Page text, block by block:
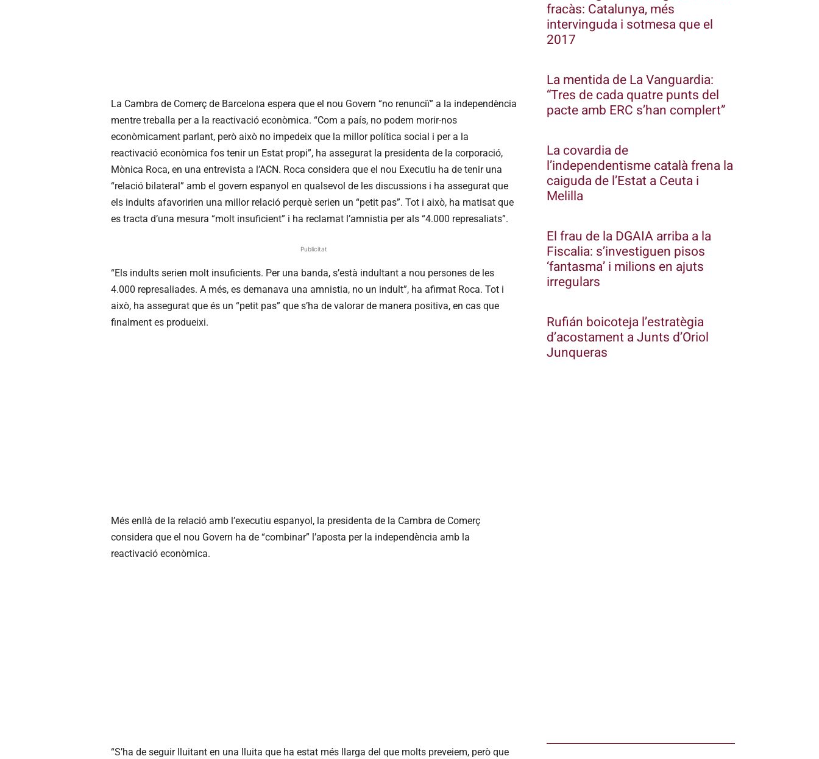
La Cambra de Comerç de Barcelona espera que el nou Govern “no renunciï” a la independència
mentre treballa per a la reactivació econòmica. “Com a país, no podem morir-nos
econòmicament parlant, però això no impedeix que la millor política social i per a la
reactivació econòmica fos tenir un Estat propi”, ha assegurat la presidenta de la corporació,
Mònica Roca, en una entrevista a l’ACN. Roca considera que el nou Executiu ha de tenir una
“relació bilateral” amb el govern espanyol en qualsevol de les discussions i ha assegurat que
els indults afavoririen una millor relació perquè serien un “petit pas”. Tot i això, ha matisat que
es tracta d’una mesura “molt insuficient” i ha reclamat l’amnistia per als “4.000 represaliats”.
Publicitat
“Els indults serien molt insuficients. Per una banda, s’està indultant a nou persones de les
4.000 represaliades. A més, es demanava una amnistia, no un indult”, ha afirmat Roca. Tot i
això, ha assegurat que és un “petit pas” que s’ha de valorar de manera positiva, en cas que
finalment es produeixi.
Més enllà de la relació amb l’executiu espanyol, la presidenta de la Cambra de Comerç
considera que el nou Govern ha de “combinar” l’aposta per la independència amb la
reactivació econòmica.
“S’ha de seguir lluitant en una lluita que ha estat més llarga del que molts preveiem, però que
fracàs: Catalunya, més
intervinguda i sotmesa que el
2017
La mentida de La Vanguardia:
“Tres de cada quatre punts del
pacte amb ERC s’han complert”
La covardia de
l’independentisme català frena la
caiguda de l’Estat a Ceuta i
Melilla
El frau de la DGAIA arriba a la
Fiscalia: s’investiguen pisos
‘fantasma’ i milions en ajuts
irregulars
Rufián boicoteja l’estratègia
d’acostament a Junts d’Oriol
Junqueras